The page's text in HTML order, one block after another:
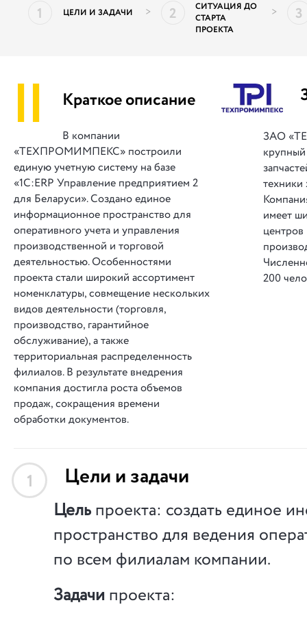
1 ЦЕЛИ И ЗАДАЧИ > 2
СИТУАЦИЯ ДО
СТАРТА
ПРОЕКТА
> 3
|| Краткое описание
В компании
«ТЕХПРОМИМПЕКС» построили
единую учетную систему на базе
«1С:ERP Управление предприятием 2
для Беларуси». Создано единое
информационное пространство для
оперативного учета и управления
производственной и торговой
деятельностью. Особенностями
проекта стали широкий ассортимент
номенклатуры, совмещение нескольких
видов деятельности (торговля,
производство, гарантийное
обслуживание), а также
территориальная распределенность
филиалов. В результате внедрения
компания достигла роста объемов
продаж, сокращения времени
обработки документов.
ЗАО
имеет
200
1 Цели и задачи
Цельпроекта: создать единое
пространство для ведения
по всем филиалам компании.
Задачи проекта: